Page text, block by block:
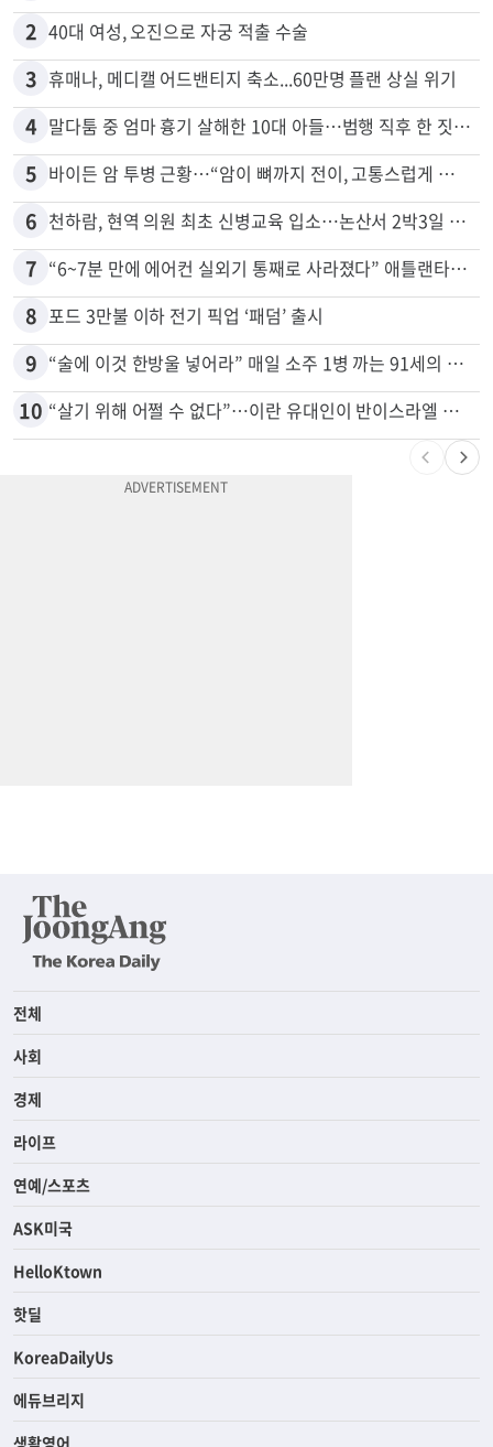
2 40대 여성, 오진으로 자궁 적출 수술
3 휴매나, 메디캘 어드밴티지 축소...60만명 플랜 상실 위기
4 말다툼 중 엄마 흉기 살해한 10대 아들…범행 직후 한 짓 충격
5 바이든 암 투병 근황…“암이 뼈까지 전이, 고통스럽게 투병 중”
6 천하람, 현역 의원 최초 신병교육 입소…논산서 2박3일 생활
7 “6~7분 만에 에어컨 실외기 통째로 사라졌다” 애틀랜타서 실외기 도난 급증
8 포드 3만불 이하 전기 픽업 ‘패덤’ 출시
9 “술에 이것 한방울 넣어라” 매일 소주 1병 까는 91세의 철칙
10 “살기 위해 어쩔 수 없다”…이란 유대인이 반이스라엘 외치는 까닭
전체
사회
경제
라이프
연예/스포츠
ASK미국
HelloKtown
핫딜
KoreaDailyUs
에듀브리지